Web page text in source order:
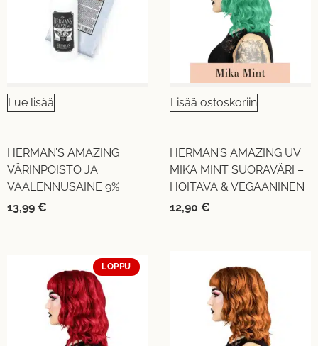
Lue lisää
HERMAN’S AMAZING
VÄRINPOISTO JA
VAALENNUSAINE 9%
13,99 €
Lisää ostoskoriin
HERMAN’S AMAZING UV
MIKA MINT SUORAVÄRI –
HOITAVA & VEGAANINEN
12,90 €
LOPPU